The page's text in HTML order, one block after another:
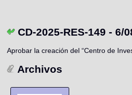
CD-2025-RES-149 - 6/
Aprobar la creación del “Centro de
Archivos